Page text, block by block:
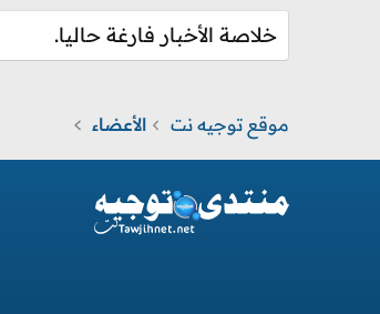
خلاصة الأخبار فارغة حاليا.
موقع توجيه نت الأعضاء